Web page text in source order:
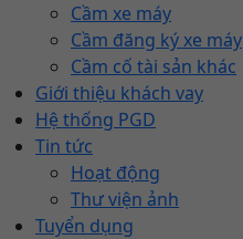
Cầm xe máy
Cầm đăng ký xe máy
Cầm cố tài sản khác
Giới thiệu khách vay
Hệ thống PGD
Tin tức
Hoạt động
Thư viện ảnh
Tuyển dụng